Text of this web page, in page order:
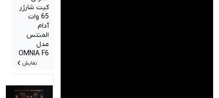
کیت شارژر
65 وات
آدام
المنتس
مدل
OMNIA F6
نمایش